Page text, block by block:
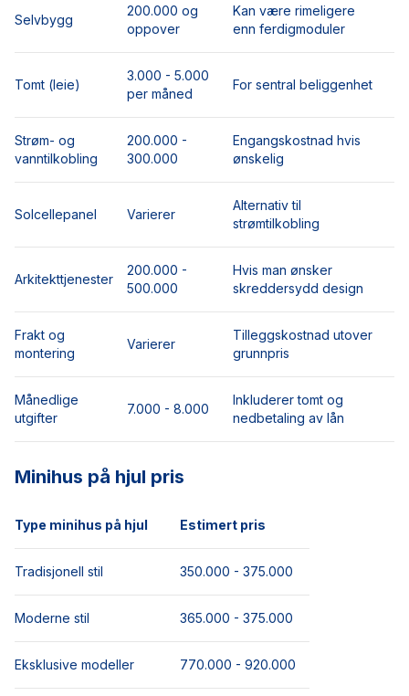
Selvbygg
200.000 og
oppover
Kan være rimeligere
enn ferdigmoduler
Tomt (leie)
3.000 - 5.000
per måned
For sentral beliggenhet
Strøm- og
vanntilkobling
200.000 -
300.000
Engangskostnad hvis
ønskelig
Solcellepanel Varierer
Alternativ til
strømtilkobling
Arkitekttjenester
200.000 -
500.000
Hvis man ønsker
skreddersydd design
Frakt og
montering
Varierer
Tilleggskostnad utover
grunnpris
Månedlige
utgifter
7.000 - 8.000
Inkluderer tomt og
nedbetaling av lån
Minihus på hjul pris
Type minihus på hjul Estimert pris
Tradisjonell stil 350.000 - 375.000
Moderne stil 365.000 - 375.000
Eksklusive modeller 770.000 - 920.000